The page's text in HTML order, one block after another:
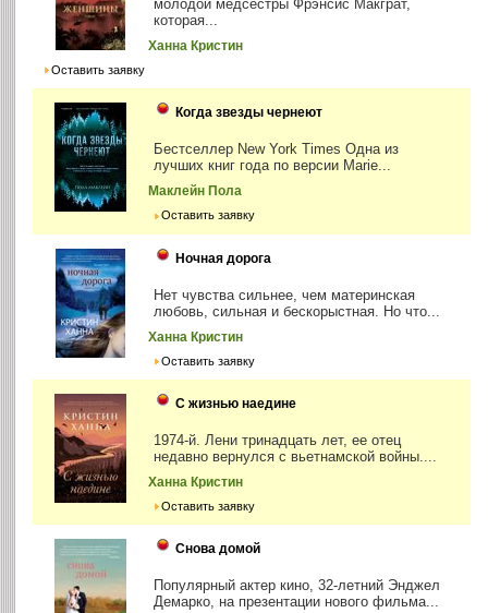
молодой медсестры Фрэнсис Макграт,
которая...
Ханна Кристин
Оставить заявку
Когда звезды чернеют
Бестселлер New York Times Одна из
лучших книг года по версии Marie...
Маклейн Пола
Оставить заявку
Ночная дорога
Нет чувства сильнее, чем материнская
любовь, сильная и бескорыстная. Но что...
Ханна Кристин
Оставить заявку
С жизнью наедине
1974-й. Лени тринадцать лет, ее отец
недавно вернулся с вьетнамской войны....
Ханна Кристин
Оставить заявку
Снова домой
Популярный актер кино, 32-летний Энджел
Демарко, на презентации нового фильма...